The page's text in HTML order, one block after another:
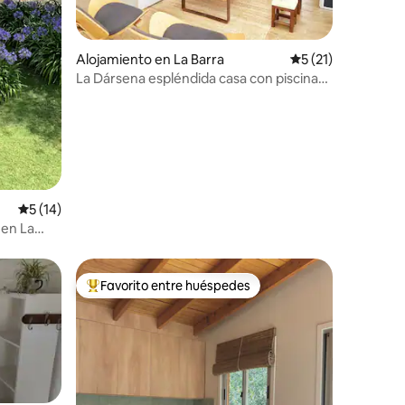
Calificación promedio: 5 de 5, 14 reseñas
5 (14)
Alojamiento en La Barra Calificación
5 (21)
La Dársena espléndida casa con piscina
Favorito entre huéspedes preferido
Favorito entre huéspedes